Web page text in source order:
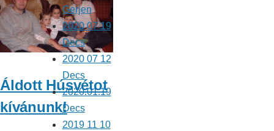
Áldott Húsvétot
kívánunk!
Gerjen
2020 07 19
Decs
2020 07 12
Decs
2020.01.19
Decs
2019 11 10